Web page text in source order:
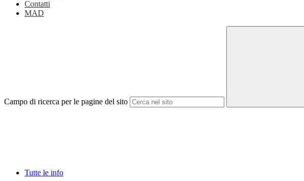
Contatti
MAD
Campo di ricerca per le pagine del sito
Tutte le info